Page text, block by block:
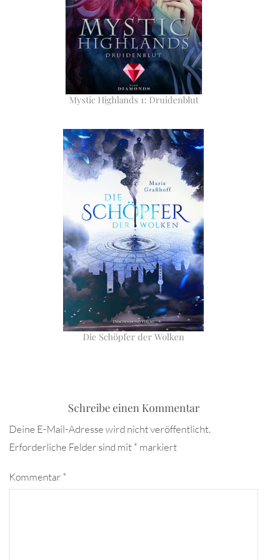
Mystic Highlands 1: Druidenblut
Die Schöpfer der Wolken
Schreibe einen Kommentar
Deine E-Mail-Adresse wird nicht veröffentlicht.
Erforderliche Felder sind mit* markiert
Kommentar *